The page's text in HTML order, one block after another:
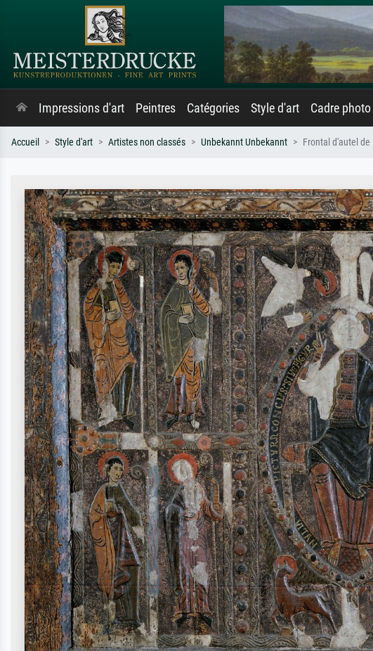
Impressions d'art Peintres Catégories Style d'art Cadre photo
Accueil Style d'art Artistes non classés Unbekannt Unbekannt Frontal d'autel de